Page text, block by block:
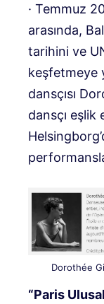
· Temmuz
arasında,
tarihini ve
keşfetmeye
dansçısı
dansçı eşlik
Dorothée
“Paris